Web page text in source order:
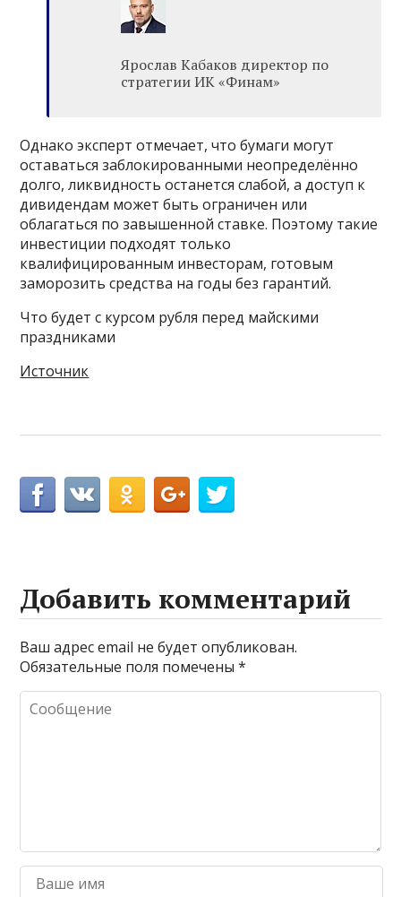
Ярослав Кабаков директор по
стратегии ИК «Финам»
Однако эксперт отмечает, что бумаги могут
оставаться заблокированными неопределённо
долго, ликвидность останется слабой, а доступ к
дивидендам может быть ограничен или
облагаться по завышенной ставке. Поэтому такие
инвестиции подходят только
квалифицированным инвесторам, готовым
заморозить средства на годы без гарантий.
Что будет с курсом рубля перед майскими
праздниками
Источник
Добавить комментарий
Ваш адрес email не будет опубликован.
Обязательные поля помечены*